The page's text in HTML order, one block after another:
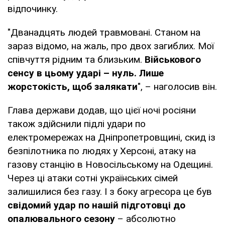
відпочинку.
"Дванадцять людей травмовані. Станом на
зараз відомо, на жаль, про двох загиблих. Мої
співчуття рідним та близьким. Військового
сенсу в цьому ударі – нуль. Лише
жорстокість, щоб залякати", – наголосив він.
Глава держави додав, що цієї ночі росіяни
також здійснили підлі удари по
електромережах на Дніпропетровщині, скид із
безпілотника по людях у Херсоні, атаку на
газову станцію в Новосільському на Одещині.
Через ці атаки сотні українських сімей
залишилися без газу. І з боку агресора це був
свідомий удар по нашій підготовці до
опалювального сезону – абсолютно